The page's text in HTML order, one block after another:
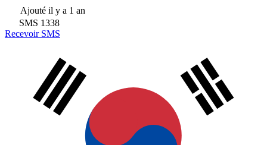
Ajouté il y a 1 an
SMS 1338
Recevoir SMS